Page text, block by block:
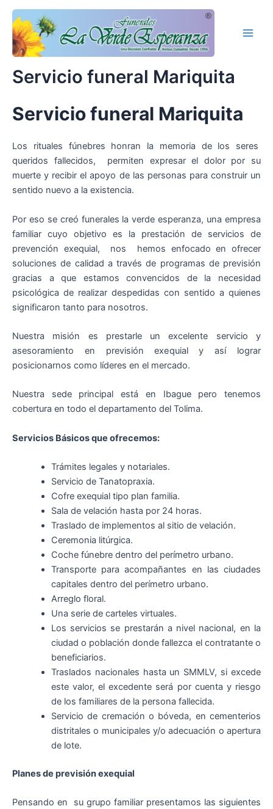
contenido
Servicio funeral Mariquita
Servicio funeral Mariquita
Los rituales fúnebres honran la memoria de los seres
queridos fallecidos, permiten expresar el dolor por su
muerte y recibir el apoyo de las personas para construir un
sentido nuevo a la existencia.
Por eso se creó funerales la verde esperanza, una empresa
familiar cuyo objetivo es la prestación de servicios de
prevención exequial, nos hemos enfocado en ofrecer
soluciones de calidad a través de programas de previsión
gracias a que estamos convencidos de la necesidad
psicológica de realizar despedidas con sentido a quienes
significaron tanto para nosotros.
Nuestra misión es prestarle un excelente servicio y
asesoramiento en previsión exequial y así lograr
posicionarnos como líderes en el mercado.
Nuestra sede principal está en Ibague pero tenemos
cobertura en todo el departamento del Tolima.
Servicios Básicos que ofrecemos:
Trámites legales y notariales.
Servicio de Tanatopraxia.
Cofre exequial tipo plan familia.
Sala de velación hasta por 24 horas.
Traslado de implementos al sitio de velación.
Ceremonia litúrgica.
Coche fúnebre dentro del perímetro urbano.
Transporte para acompañantes en las ciudades
capitales dentro del perímetro urbano.
Arreglo floral.
Una serie de carteles virtuales.
Los servicios se prestarán a nivel nacional, en la
ciudad o población donde fallezca el contratante o
beneficiarios.
Traslados nacionales hasta un SMMLV, si excede
este valor, el excedente será por cuenta y riesgo
de los familiares de la persona fallecida.
Servicio de cremación o bóveda, en cementerios
distritales o municipales y/o adecuación o apertura
de lote.
Planes de previsión exequial
Pensando en su grupo familiar presentamos las siguientes